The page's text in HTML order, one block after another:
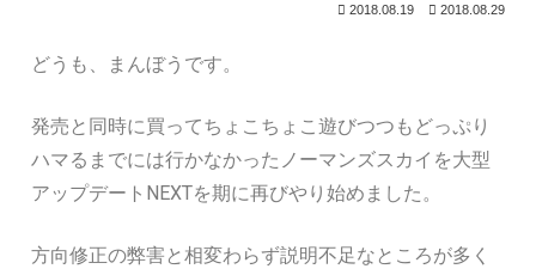
2018.08.19 2018.08.29
どうも、まんぼうです。
発売と同時に買ってちょこちょこ遊びつつもどっぷり
ハマるまでには行かなかったノーマンズスカイを大型
アップデートNEXTを期に再びやり始めました。
方向修正の弊害と相変わらず説明不足なところが多く